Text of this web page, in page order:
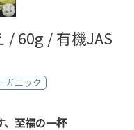
/ 60g / 有機JAS
ガニック
、至福の一杯